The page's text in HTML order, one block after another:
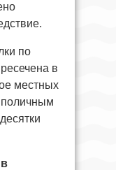
по
в
местных